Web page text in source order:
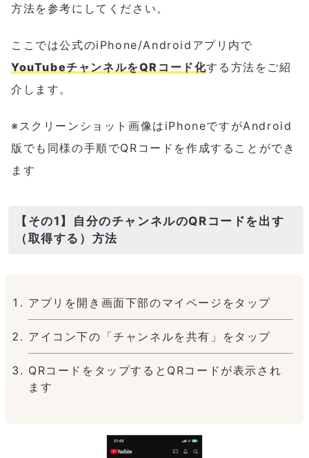
方法を参考にしてください。
ここでは公式のiPhone/Androidアプリ内で
YouTubeチャンネルをQRコード化する方法をご紹
介します。
※スクリーンショット画像はiPhoneですがAndroid
版でも同様の手順でQRコードを作成することができ
ます
【その1】自分のチャンネルのQRコードを出す
（取得する）方法
アプリを開き画面下部のマイページをタップ
アイコン下の「チャンネルを共有」をタップ
QRコードをタップするとQRコードが表示され
ます